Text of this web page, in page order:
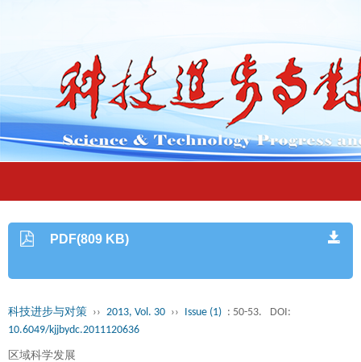
PDF(809 KB)
科技进步与对策 ›› 2013, Vol. 30 ›› Issue (1) : 50-53.
DOI:
10.6049/kjjbydc.2011120636
区域科学发展